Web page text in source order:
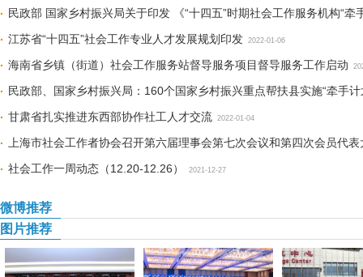
民政部 国家乡村振兴局关于印发 《“十四五”时期社会工作服务机构“牵
江苏省“十四五”社会工作专业人才发展规划印发 2022-01-06
海南省乡镇（街道）社会工作服务站督导服务项目督导服务工作启动
民政部、国家乡村振兴局：160个国家乡村振兴重点帮扶县实施“牵手计
甘肃省扎实推进东西部协作社工人才交流 2022-01-04
上海市社会工作者协会召开第六届理事会第七次会议和第四次会员代表
社会工作一周动态（12.20-12.26）
2021-12-27
微博推荐
图片推荐